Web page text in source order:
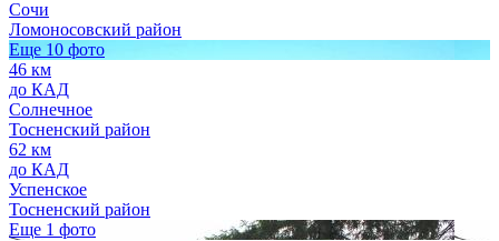
Сочи
Ломоносовский район
Еще 10 фото
46 км
до КАД
Солнечное
Тосненский район
62 км
до КАД
Успенское
Тосненский район
Еще 1 фото